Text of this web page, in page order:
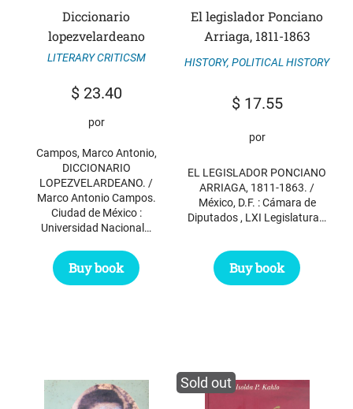
Diccionario
lopezvelardeano
LITERARY CRITICSM
$23.40
por
Campos, Marco Antonio,
DICCIONARIO
LOPEZVELARDEANO. /
Marco Antonio Campos.
Ciudad de México :
Universidad Nacional…
Buy book
El legislador Ponciano
Arriaga, 1811-1863
HISTORY, POLITICAL HISTORY
$17.55
por
EL LEGISLADOR PONCIANO
ARRIAGA, 1811-1863. /
México, D.F. : Cámara de
Diputados , LXI Legislatura…
Buy book
Sold out